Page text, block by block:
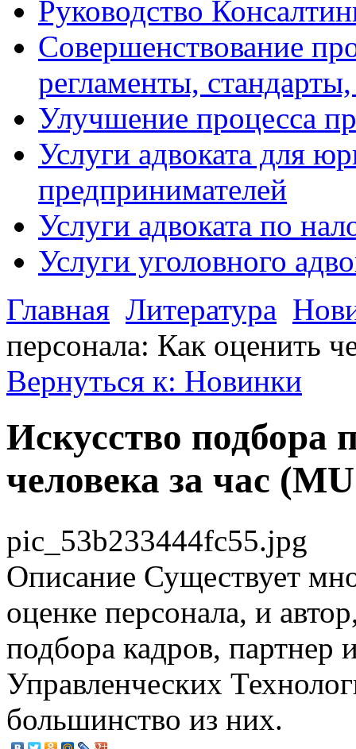
Руководство
Совершенствование
регламенты,
Улучшение процесса
Услуги адвоката для
предпринимателей
Услуги адвоката по
Услуги уголовного
Главная Литература
персонала: Как оценить
Вернуться к: Новинки
Искусство подбора
человека за час
pic_53b233444fc55.jpg
Описание Существует
оценке персонала, и
подбора кадров, партнер
Управленческих
большинство из них.